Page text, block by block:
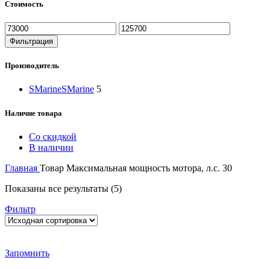
Стоимость
Минимальная
цена
Максимальная
цена
Фильтрация
Производитель
SMarineSMarine 5
Наличие товара
Со скидкой
В наличии
Главная Товар Максимальная мощность мотора, л.с. 30
Показаны все результаты (5)
Фильтр
Запомнить